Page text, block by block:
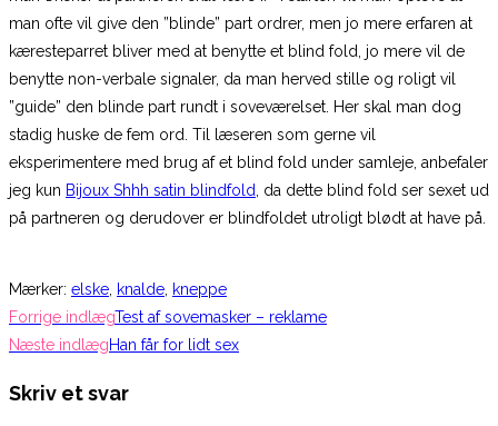
man ofte vil give den ”blinde” part ordrer, men jo mere erfaren at
kæresteparret bliver med at benytte et blind fold, jo mere vil de
benytte non-verbale signaler, da man herved stille og roligt vil
”guide” den blinde part rundt i soveværelset. Her skal man dog
stadig huske de fem ord. Til læseren som gerne vil
eksperimentere med brug af et blind fold under samleje, anbefaler
jeg kun Bijoux Shhh satin blindfold
, da dette blind fold ser sexet ud
på partneren og derudover er blindfoldet utroligt blødt at have på.
Mærker: elske knalde kneppe
Read
more
articles
Forrige indlægTest af sovemasker – reklame
Næste indlægHan får for lidt sex
Skriv et svar